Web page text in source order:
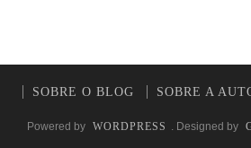
SOBRE O BLOG SOBRE A
Powered by WORDPRESS . Designed by